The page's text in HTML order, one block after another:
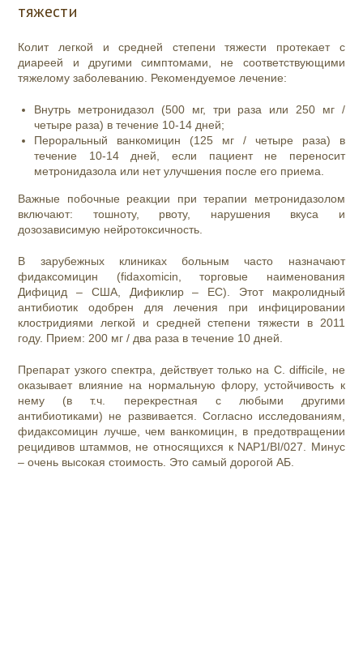
тяжести
Колит легкой и средней степени тяжести протекает с
диареей и другими симптомами, не соответствующими
тяжелому заболеванию. Рекомендуемое лечение:
Внутрь метронидазол (500 мг, три раза или 250 мг /
четыре раза) в течение 10-14 дней;
Пероральный ванкомицин (125 мг / четыре раза) в
течение 10-14 дней, если пациент не переносит
метронидазола или нет улучшения после его приема.
Важные побочные реакции при терапии метронидазолом
включают: тошноту, рвоту, нарушения вкуса и
дозозависимую нейротоксичность.
В зарубежных клиниках больным часто назначают
фидаксомицин (fidaxomicin, торговые наименования
Дифицид – США, Дификлир – ЕС). Этот макролидный
антибиотик одобрен для лечения при инфицировании
клостридиями легкой и средней степени тяжести в 2011
году. Прием: 200 мг / два раза в течение 10 дней.
Препарат узкого спектра, действует только на C. difficile, не
оказывает влияние на нормальную флору, устойчивость к
нему (в т.ч. перекрестная с любыми другими
антибиотиками) не развивается. Согласно исследованиям,
фидаксомицин лучше, чем ванкомицин, в предотвращении
рецидивов штаммов, не относящихся к NAP1/BI/027. Минус
– очень высокая стоимость. Это самый дорогой АБ.